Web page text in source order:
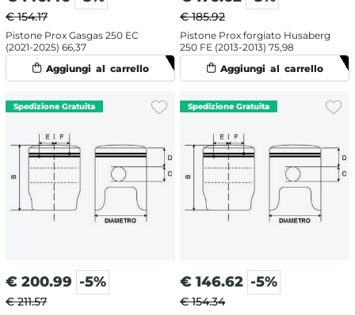
€ 154.17
Pistone Prox Gasgas 250 EC
(2021-2025) 66,37
€ 185.92
Pistone Prox forgiato Husaberg
250 FE (2013-2013) 75,98
€ 200.99 -5%
€ 211.57
€ 146.62 -5%
€ 154.34